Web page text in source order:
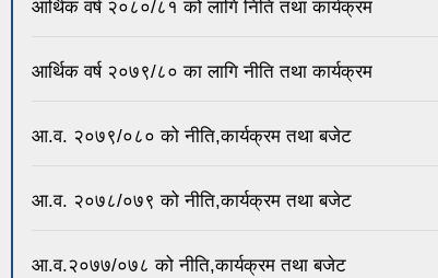
आर्थिक वर्ष २०८०/८१ को लागि निति तथा कार्यक्रम
आर्थिक वर्ष २०७९/८० का लागि नीति तथा कार्यक्रम
आ.व. २०७९/०८० को नीति,कार्यक्रम तथा बजेट
आ.व. २०७८/०७९ को नीति,कार्यक्रम तथा बजेट
आ.व.२०७७/०७८ को नीति,कार्यक्रम तथा बजेट